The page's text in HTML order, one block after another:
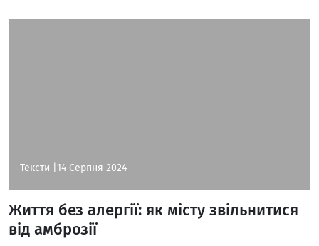
Тексти | 14 Серпня 2024
Життя без алергії: як місту звільнитися
від амброзії